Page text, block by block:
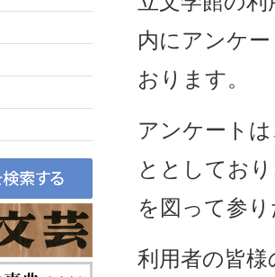
内にアンケ
おります。
アンケート
ととしてお
を図って参
利用者の皆